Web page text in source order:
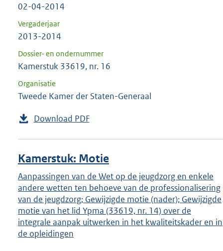
02-04-2014
Vergaderjaar
2013-2014
Dossier- en ondernummer
Kamerstuk 33619, nr. 16
Organisatie
Tweede Kamer der Staten-Generaal
Download PDF
Kamerstuk: Motie
Aanpassingen van de Wet op de jeugdzorg en enkele
andere wetten ten behoeve van de professionalisering
van de jeugdzorg; Gewijzigde motie (nader); Gewijzigde
motie van het lid Ypma (33619, nr. 14) over de
integrale aanpak uitwerken in het kwaliteitskader en in
de opleidingen